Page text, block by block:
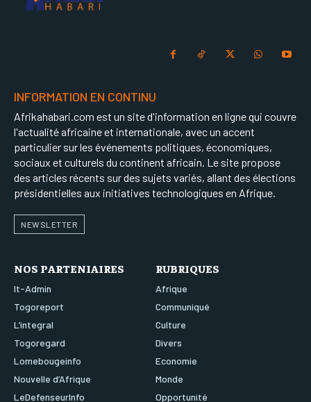
INFORMATION EN CONTINU
Afrikahabari.com est un site d'information en ligne qui couvre
l'actualité africaine et internationale, avec un accent
particulier sur les événements politiques, économiques,
sociaux et culturels du continent africain. Le site propose
des articles récents sur des sujets variés, allant des élections
présidentielles aux initiatives technologiques en Afrique.
NEWSLETTER
NOS PARTENIAIRES
It-Admin
Togoreport
L’integral
Togoregard
Lomebougeinfo
Nouvelle d’Afrique
LeDefenseurInfo
RUBRIQUES
Afrique
Communiqué
Culture
Divers
Economie
Monde
Opportunité